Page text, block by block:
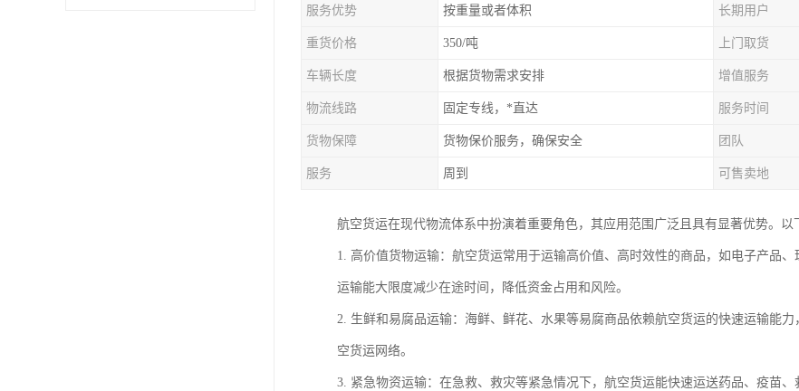
服务优势 按重量或者体积 长期用户
重货价格 350/吨 上门取货
车辆长度 根据货物需求安排 增值服务
物流线路 固定专线，*直达 服务时间
货物保障 货物保价服务，确保安全 团队
服务 周到 可售卖地
航空货运在现代物流体系中扮演着重要角色，其应用范围广泛且具有显著优势。以
1. 高价值货物运输：航空货运常用于运输高价值、高时效性的商品，如电子产品
运输能大限度减少在途时间，降低资金占用和风险。
2. 生鲜和易腐品运输：海鲜、鲜花、水果等易腐商品依赖航空货运的快速运输能
空货运网络。
3. 紧急物资运输：在急救、救灾等紧急情况下，航空货运能快速运送药品、疫苗